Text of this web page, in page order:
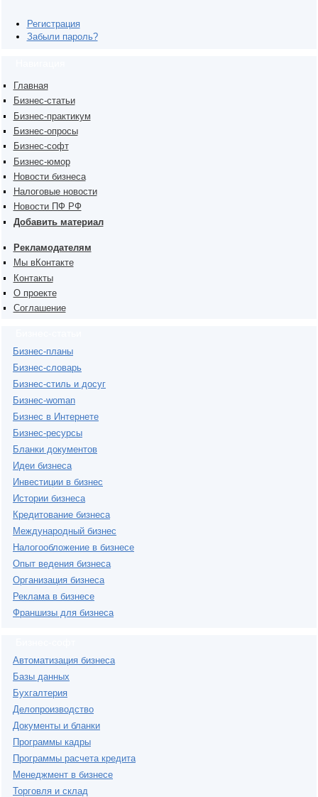
Регистрация
Забыли пароль?
Главная
Бизнес-статьи
Бизнес-практикум
Бизнес-опросы
Бизнес-софт
Бизнес-юмор
Новости бизнеса
Налоговые новости
Новости ПФ РФ
Добавить материал
Рекламодателям
Мы вКонтакте
Контакты
О проекте
Соглашение
Бизнес-планы
Бизнес-словарь
Бизнес-стиль и досуг
Бизнес-woman
Бизнес в Интернете
Бизнес-ресурсы
Бланки документов
Идеи бизнеса
Инвестиции в бизнес
Истории бизнеса
Кредитование бизнеса
Международный бизнес
Налогообложение в бизнесе
Опыт ведения бизнеса
Организация бизнеса
Реклама в бизнесе
Франшизы для бизнеса
Автоматизация бизнеса
Базы данных
Бухгалтерия
Делопроизводство
Документы и бланки
Программы кадры
Программы расчета кредита
Менеджмент в бизнесе
Торговля и склад